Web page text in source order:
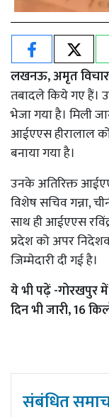
लखनऊ, अमृत
तबादले किये गए हैं।
भेजा गया है। मिली
आईएएस हीरालाल
बनाया गया है।
उनके अतिरिक्त
विशेष सचिव गन्ना,
साथ ही आईएएस
प्रदेश को अपर
जिम्मेदारी दी गई है।
ये भी पढ़ें -गोरखपुर
दिन भी जारी, 16
संबंधित